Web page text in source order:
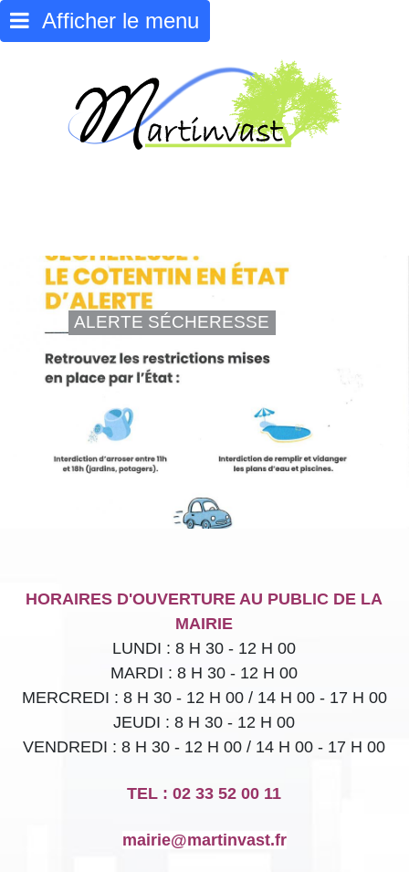
Afficher le menu
ALERTE SÉCHERESSE
HORAIRES D'OUVERTURE AU PUBLIC DE LA
MAIRIE
LUNDI : 8 H 30 - 12 H 00
MARDI : 8 H 30 - 12 H 00
MERCREDI : 8 H 30 - 12 H 00 / 14 H 00 - 17 H 00
JEUDI :8 H 30 - 12 H 00
VENDREDI : 8 H 30 - 12 H 00 / 14 H 00 - 17 H 00
TEL : 02 33 52 00 11
mairie@martinvast.fr